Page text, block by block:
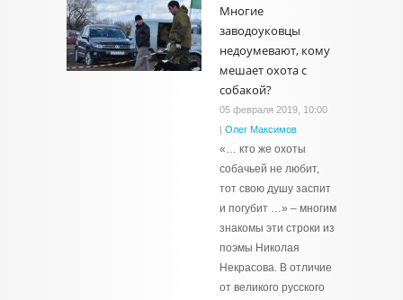
Многие
заводоуковцы
недоумевают, кому
мешает охота с
собакой?
05 февраля 2019, 10:00
| Олег Максимов
«… кто же охоты
собачьей не любит,
тот свою душу заспит
и погубит …» – многим
знакомы эти строки из
поэмы Николая
Некрасова. В отличие
от великого русского